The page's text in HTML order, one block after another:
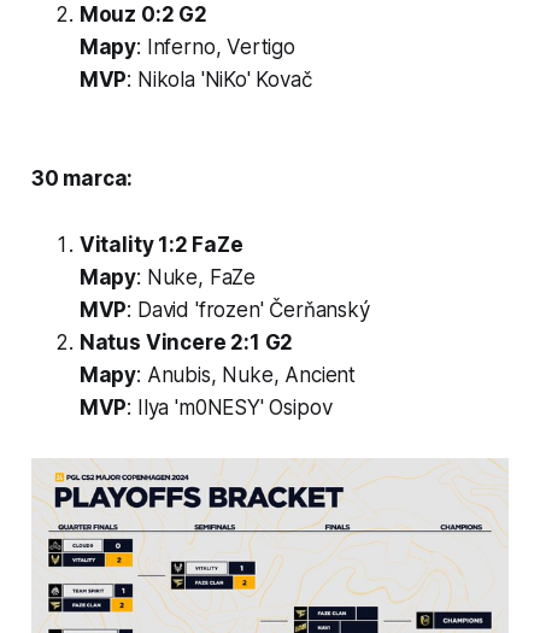
Mouz 0:2 G2
Mapy: Inferno, Vertigo
MVP: Nikola 'NiKo' Kovač
30 marca:
Vitality 1:2 FaZe
Mapy: Nuke, FaZe
MVP: David 'frozen' Čerňanský
Natus Vincere 2:1 G2
Mapy: Anubis, Nuke, Ancient
MVP: Ilya 'm0NESY' Osipov